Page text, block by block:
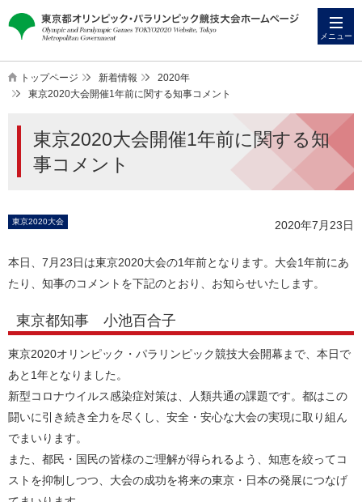
ス
メニュー
トップページ 新着情報
2020年
東京2020大会開催1年前に関する知事コメント
ら
東京2020大会開催1年前に関する知
事コメント
2020年7月23日
東京2020大会
本日、7月23日は東京2020大会の1年前となります。大会1年前にあ
たり、知事のコメントを下記のとおり、お知らせいたします。
東京都知事 小池百合子
東京2020オリンピック・パラリンピック競技大会開幕まで、本日で
あと1年となりました。
新型コロナウイルス感染症対策は、人類共通の課題です。都はこの
闘いに引き続き全力を尽くし、安全・安心な大会の実現に取り組ん
でまいります。
また、都民・国民の皆様のご理解が得られるよう、知恵を絞ってコ
ストを抑制しつつ、大会の成功を将来の東京・日本の発展につなげ